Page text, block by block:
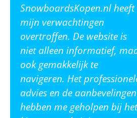
SnowboardsKopen.nl heeft
mijn verwachtingen
overtroffen. De website is
niet alleen informatief,
ook gemakkelijk te
navigeren. Het
advies en de aanbevelingen
hebben me geholpen bij het